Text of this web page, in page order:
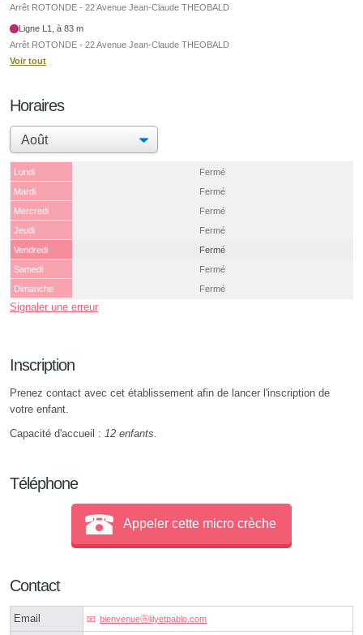
Arrêt ROTONDE - 22 Avenue Jean-Claude THEOBALD
Ligne L1, à 83 m
Arrêt ROTONDE - 22 Avenue Jean-Claude THEOBALD
Voir tout
Horaires
Lundi
Fermé
Mardi
Fermé
Mercredi
Fermé
Jeudi
Fermé
Vendredi
Fermé
Samedi
Fermé
Dimanche
Fermé
Signaler une erreur
Inscription
Prenez contact avec cet établissement afin de lancer l'inscription de
votre enfant.
Capacité d'accueil : 12 enfants
Téléphone
Appeler cette micro crèche
Contact
Email bienvenueⓐlilyetpablo.com